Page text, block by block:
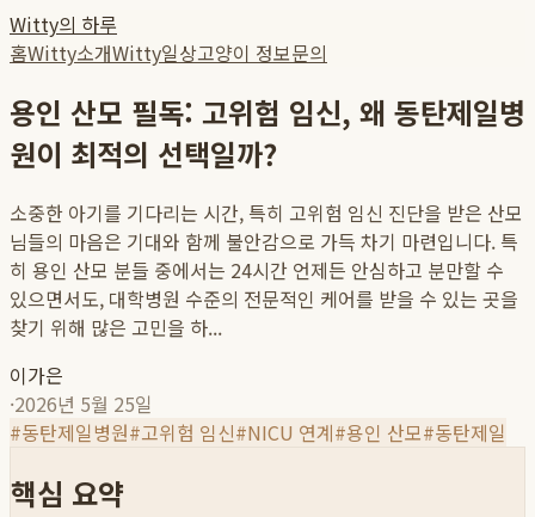
Witty의 하루
홈Witty소개Witty일상고양이 정보문의
용인 산모 필독: 고위험 임신, 왜 동탄제일병
원이 최적의 선택일까?
소중한 아기를 기다리는 시간, 특히 고위험 임신 진단을 받은 산모
님들의 마음은 기대와 함께 불안감으로 가득 차기 마련입니다. 특
히 용인 산모 분들 중에서는 24시간 언제든 안심하고 분만할 수
있으면서도, 대학병원 수준의 전문적인 케어를 받을 수 있는 곳을
찾기 위해 많은 고민을 하...
이가은
·2026년 5월 25일
#동탄제일병원#고위험 임신#NICU 연계#용인 산모#동탄제일
핵심 요약